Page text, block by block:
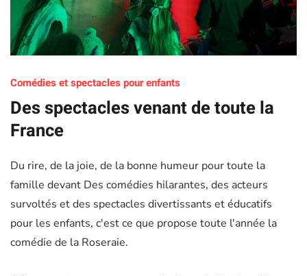
Comédies et spectacles pour enfants
Des spectacles venant de toute la
France
Du rire, de la joie, de la bonne humeur pour toute la
famille devant Des comédies hilarantes, des acteurs
survoltés et des spectacles divertissants et éducatifs
pour les enfants, c'est ce que propose toute l'année la
comédie de la Roseraie.